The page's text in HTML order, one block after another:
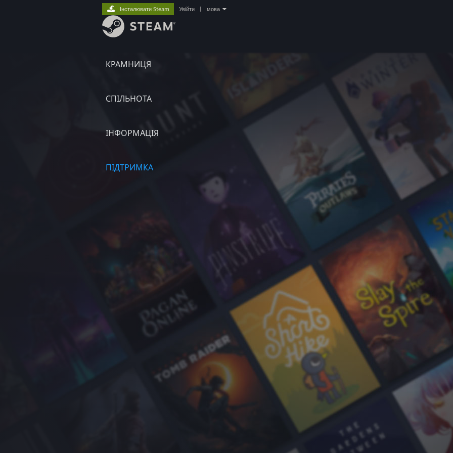
КРАМНИЦЯ
СПІЛЬНОТА
ІНФОРМАЦІЯ
ПІДТРИМКА
Інсталювати Steam Увійти мова